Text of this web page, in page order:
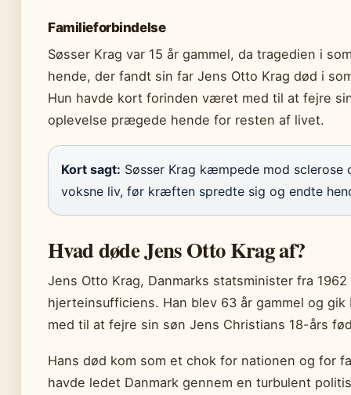
Familieforbindelse
Søsser Krag var 15 år gammel, da tragedien i
hende, der fandt sin far Jens Otto Krag død i
Hun havde kort forinden været med til at fejre
oplevelse prægede hende for resten af livet.
Kort sagt: Søsser Krag kæmpede mod
voksne liv, før kræften spredte sig og endte
Hvad døde Jens Otto Krag af?
Jens Otto Krag, Danmarks statsminister fra
hjerteinsufficiens. Han blev 63 år gammel og
med til at fejre sin søn Jens Christians 18-års
Hans død kom som et chok for nationen og for
havde ledet Danmark gennem en turbulent